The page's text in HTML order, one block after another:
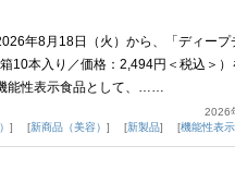
年8月18日（火）から、「ディープ
10本入り／価格：2,494円＜税込＞）
能性表示食品として、……
2026
新商品（美容） 新製品 機能性表